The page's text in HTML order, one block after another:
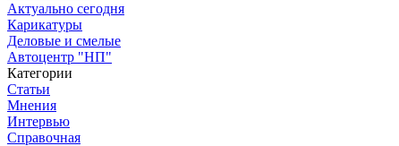
Актуально сегодня
Карикатуры
Деловые и смелые
Автоцентр "НП"
Категории
Статьи
Мнения
Интервью
Справочная